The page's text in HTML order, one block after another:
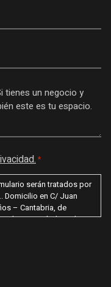
*
serán tratados por
Domicilio en C/ Juan
– Cantabria, de
de privacidad con la
nuestros productos /
no se cederán a
que usted tiene